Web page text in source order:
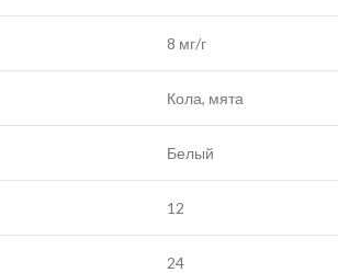
8 мг/г
Кола, мята
Белый
12
24